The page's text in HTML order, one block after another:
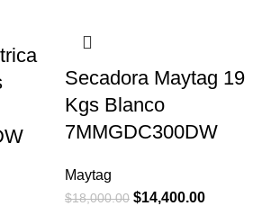
Secadora Maytag 19
Kgs Blanco
7MMGDC300DW
Maytag
$18,000.00 $14,400.00